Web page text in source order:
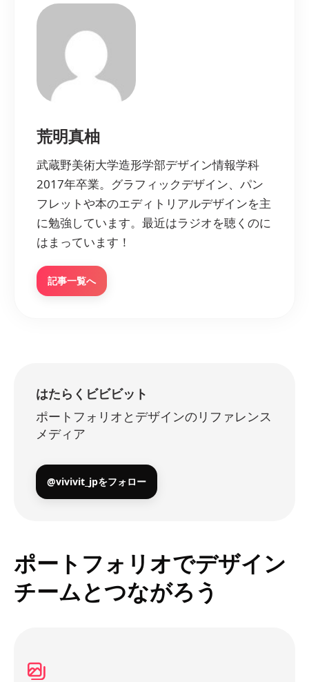
荒明真柚
武蔵野美術大学造形学部デザイン情報学科
2017年卒業。グラフィックデザイン、パン
フレットや本のエディトリアルデザインを主
に勉強しています。最近はラジオを聴くのに
はまっています！
記事一覧へ
はたらくビビビット
ポートフォリオとデザインのリファレンス
メディア
@vivivit_jpをフォロー
ポートフォリオでデザイン
チームとつながろう